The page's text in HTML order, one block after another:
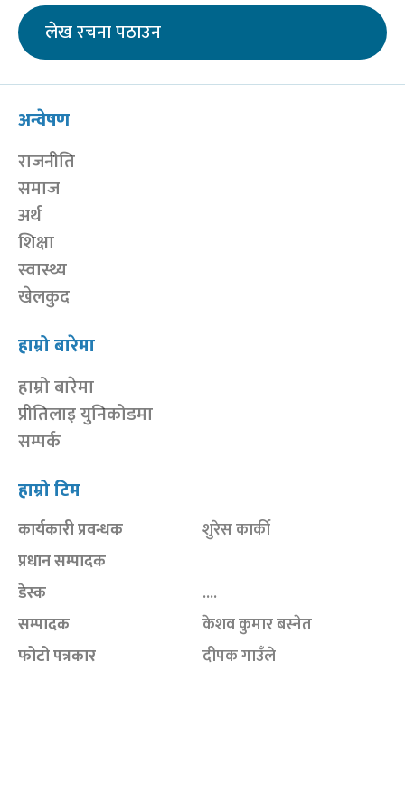
लेख रचना पठाउन
अन्वेषण
राजनीति
समाज
अर्थ
शिक्षा
स्वास्थ्य
खेलकुद
हाम्रो बारेमा
हाम्रो बारेमा
प्रीतिलाइ युनिकोडमा
सम्पर्क
हाम्रो टिम
कार्यकारी प्रवन्धक
शुरेस कार्की
प्रधान सम्पादक
डेस्क
....
सम्पादक
केशव कुमार बस्नेत
फोटो पत्रकार
दीपक गाउँले